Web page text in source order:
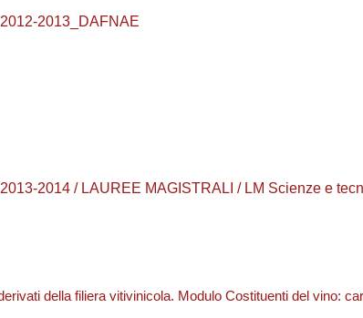
2013_DAFNAE
2014 / LAUREE MAGISTRALI / LM Scienze e
della filiera vitivinicola. Modulo Costituenti del vino: